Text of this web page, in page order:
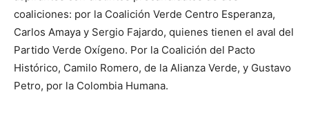
coaliciones: por la Coalición Verde Centro Esperanza,
Carlos Amaya y Sergio Fajardo, quienes tienen el aval del
Partido Verde Oxígeno. Por la Coalición del Pacto
Histórico, Camilo Romero, de la Alianza Verde, y Gustavo
Petro, por la Colombia Humana.